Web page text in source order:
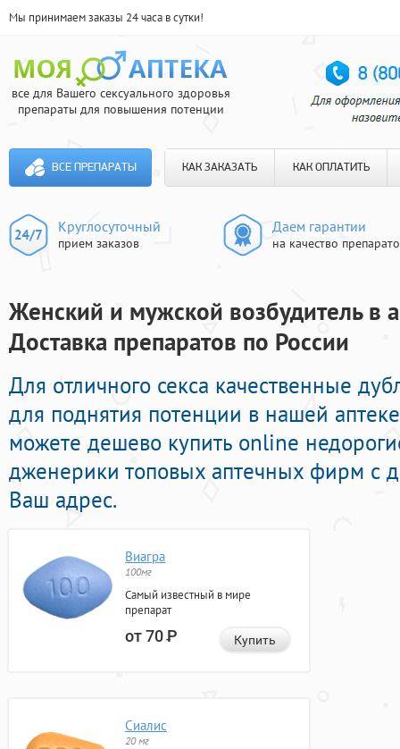
Мы принимаем заказы 24 часа в сутки!
все для Вашего сексуального здоровья
препараты для повышения потенции
ВСЕ ПРЕПАРАТЫ КАК ЗАКАЗАТЬ КАК ОПЛАТИТЬ
Круглосуточный
прием заказов
Даем гарантии
на качество
Женский и мужской возбудитель в
Доставка препаратов по России
Для отличного секса качественные
для поднятия потенции в нашей
можете дешево купить online
дженерики топовых аптечных фирм с
Ваш адрес.
Виагра
100мг
Самый известный в мире
препарат
от 70Р Купить
Сиалис
20 мг